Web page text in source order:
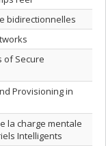
bidirectionnelles
of Secure
Provisioning in
la charge mentale
Intelligents